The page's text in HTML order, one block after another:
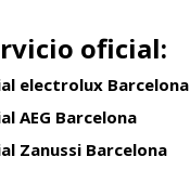
oficial:
electrolux Barcelona
AEG Barcelona
Zanussi Barcelona